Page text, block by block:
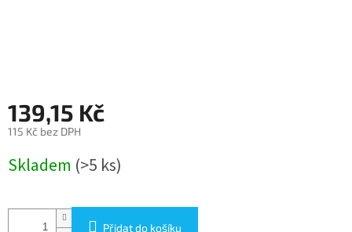
139,15 Kč
115 Kč bez DPH
cena:
Skladem (>5 ks)
Přidat do košíku